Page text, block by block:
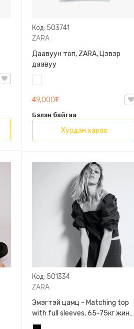
Код: 503741
ZARA
Даавуун топ, ZARA, Цэвэр
даавуу
49,000₮
Бэлэн байгаа
Хурдан харах
Код: 501334
ZARA
Эмэгтэй цамц - Matching top
with full sleeves, 65-75кг жинд
таарна, ZARA, 0962/642/800,